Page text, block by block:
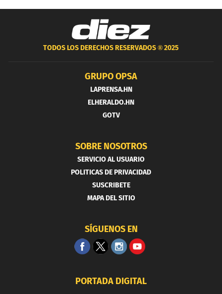
TODOS LOS DERECHOS RESERVADOS ®2025
GRUPO OPSA
LAPRENSA.HN
ELHERALDO.HN
GOTV
SOBRE NOSOTROS
SERVICIO AL USUARIO
POLITICAS DE PRIVACIDAD
SUSCRIBETE
MAPA DEL SITIO
SÍGUENOS EN
PORTADA DIGITAL